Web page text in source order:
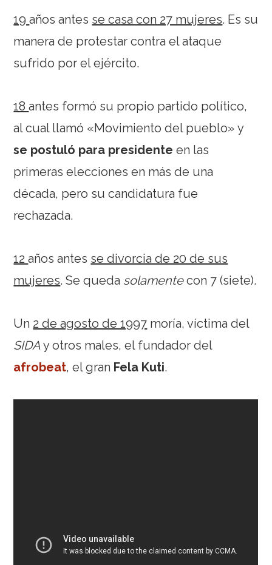
19años antes se casa con 27 mujeres. Es su
manera de protestar contra el ataque
sufrido por el ejército.
18antes formó su propio partido político,
al cual llamó «Movimiento del pueblo» y
se postuló para presidenteen las
primeras elecciones en más de una
década, pero su candidatura fue
rechazada.
12años antes se divorcia de 20 de sus
mujeres. Se queda solamentecon 7 (siete).
Un 2 de agosto de 1997 moría, víctima del
SIDAy otros males, el fundador del
afrobeat, el gran Fela Kuti.